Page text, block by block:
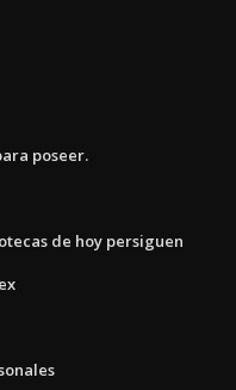
poseer.
de hoy persiguen